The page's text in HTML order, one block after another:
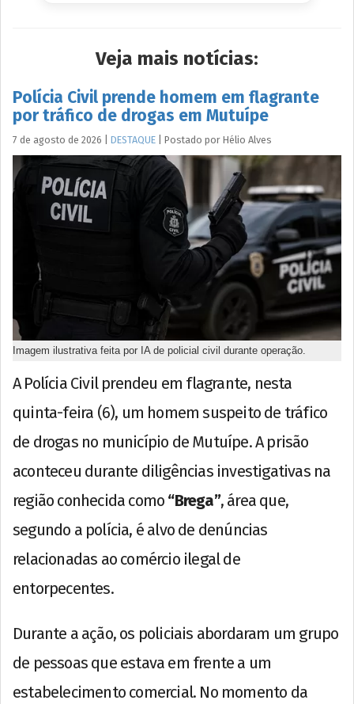
Veja mais notícias:
Polícia Civil prende homem em flagrante
por tráfico de drogas em Mutuípe
7 de agosto de 2026 DESTAQUE Postado por Hélio Alves
Imagem ilustrativa feita por IA de policial civil durante operação.
A Polícia Civil prendeu em flagrante, nesta
quinta-feira (6), um homem suspeito de tráfico
de drogas no município de Mutuípe. A prisão
aconteceu durante diligências investigativas na
região conhecida como “Brega”, área que,
segundo a polícia, é alvo de denúncias
relacionadas ao comércio ilegal de
entorpecentes.
Durante a ação, os policiais abordaram um grupo
de pessoas que estava em frente a um
estabelecimento comercial. No momento da